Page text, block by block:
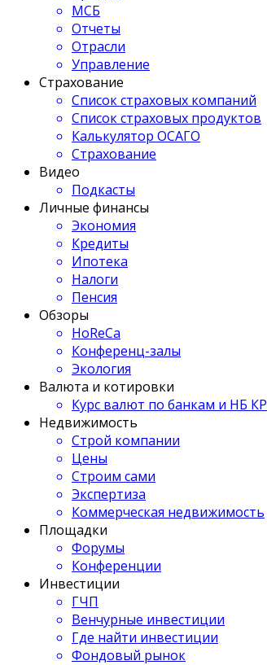
МСБ
Отчеты
Отрасли
Управление
Страхование
Список страховых компаний
Список страховых продуктов
Калькулятор ОСАГО
Страхование
Видео
Подкасты
Личные финансы
Экономия
Кредиты
Ипотека
Налоги
Пенсия
Обзоры
HoReCa
Конференц-залы
Экология
Валюта и котировки
Курс валют по банкам и НБ КР
Недвижимость
Строй компании
Цены
Строим сами
Экспертиза
Коммерческая недвижимость
Площадки
Форумы
Конференции
Инвестиции
ГЧП
Венчурные инвестиции
Где найти инвестиции
Фондовый рынок